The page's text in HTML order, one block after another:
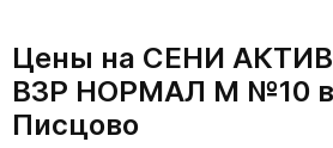
Цены на СЕНИ
ВЗР НОРМАЛ M №10 в
Писцово